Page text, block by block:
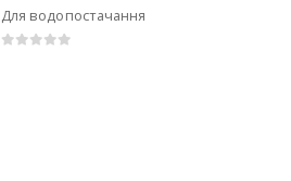
Для водопостачання